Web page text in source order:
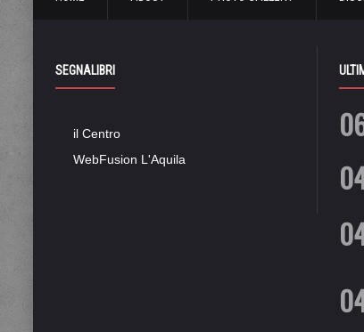
SEGNALIBRI
il Centro
WebFusion L'Aquila